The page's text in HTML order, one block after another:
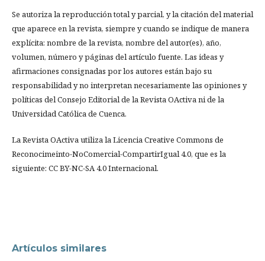
Se autoriza la reproducción total y parcial, y la citación del material
que aparece en la revista, siempre y cuando se indique de manera
explícita: nombre de la revista, nombre del autor(es), año,
volumen, número y páginas del artículo fuente. Las ideas y
afirmaciones consignadas por los autores están bajo su
responsabilidad y no interpretan necesariamente las opiniones y
políticas del Consejo Editorial de la Revista OActiva ni de la
Universidad Católica de Cuenca.
La Revista OActiva utiliza la Licencia Creative Commons de
Reconocimeinto-NoComercial-CompartirIgual 4.0, que es la
siguiente: CC BY-NC-SA 4.0 Internacional.
Artículos similares